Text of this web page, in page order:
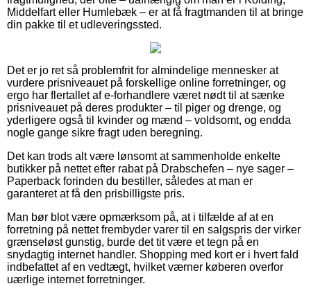
Middelfart eller Humlebæk – er at få fragtmanden til at bringe
din pakke til et udleveringssted.
Det er jo ret så problemfrit for almindelige mennesker at
vurdere prisniveauet på forskellige online forretninger, og
ergo har flertallet af e-forhandlere været nødt til at sænke
prisniveauet på deres produkter – til piger og drenge, og
yderligere også til kvinder og mænd – voldsomt, og endda
nogle gange sikre fragt uden beregning.
Det kan trods alt være lønsomt at sammenholde enkelte
butikker på nettet efter rabat på Drabschefen – nye sager –
Paperback forinden du bestiller, således at man er
garanteret at få den prisbilligste pris.
Man bør blot være opmærksom på, at i tilfælde af at en
forretning på nettet frembyder varer til en salgspris der virker
grænseløst gunstig, burde det tit være et tegn på en
snydagtig internet handler. Shopping med kort er i hvert fald
indbefattet af en vedtægt, hvilket værner køberen overfor
uærlige internet forretninger.